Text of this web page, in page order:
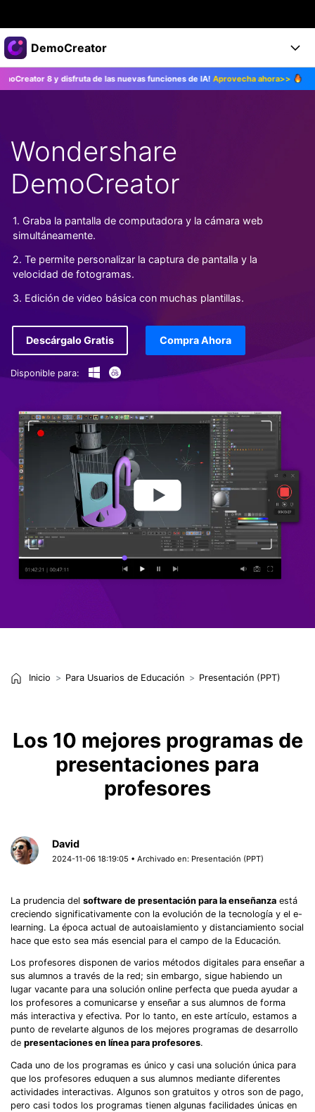
Productos destacados
Creatividad digital con AIGC
Utilidades
Empresas
Sala de prensa
Tienda
Soporte
DemoCreator
Productos
Características
Características IA
Consejos sobre la IA
Soluciones
DemoCreator para
Blog
Encuentra más soluciones >
Ayuda
Empieza
Ayuda
Empresa
DESCARGAR COMPRAR AHORA
y disfruta de las nuevas funciones de IA!Aprovecha ahora>> ¡Actualiza
Wondershare
DemoCreator
1. Graba la pantalla de computadora y la cámara web
simultáneamente.
2. Te permite personalizar la captura de pantalla y la
velocidad de fotogramas.
3. Edición de video básica con muchas plantillas.
Descárgalo Gratis Compra Ahora
Disponible para:
Inicio Para Usuarios de Educación Presentación (PPT)
Los 10 mejores programas de
presentaciones para
profesores
David
2024-11-06 18:19:05 • Archivado en: Presentación (PPT)
La prudencia del software de presentación para la enseñanza está
creciendo significativamente con la evolución de la tecnología y el e-
learning. La época actual de autoaislamiento y distanciamiento social
hace que esto sea más esencial para el campo de la Educación.
Los profesores disponen de varios métodos digitales para enseñar a
sus alumnos a través de la red; sin embargo, sigue habiendo un
lugar vacante para una solución online perfecta que pueda ayudar a
los profesores a comunicarse y enseñar a sus alumnos de forma
más interactiva y efectiva. Por lo tanto, en este artículo, estamos a
punto de revelarte algunos de los mejores programas de desarrollo
de presentaciones en línea para profesores.
Cada uno de los programas es único y casi una solución única para
que los profesores eduquen a sus alumnos mediante diferentes
actividades interactivas. Algunos son gratuitos y otros son de pago,
pero casi todos los programas tienen algunas facilidades únicas en